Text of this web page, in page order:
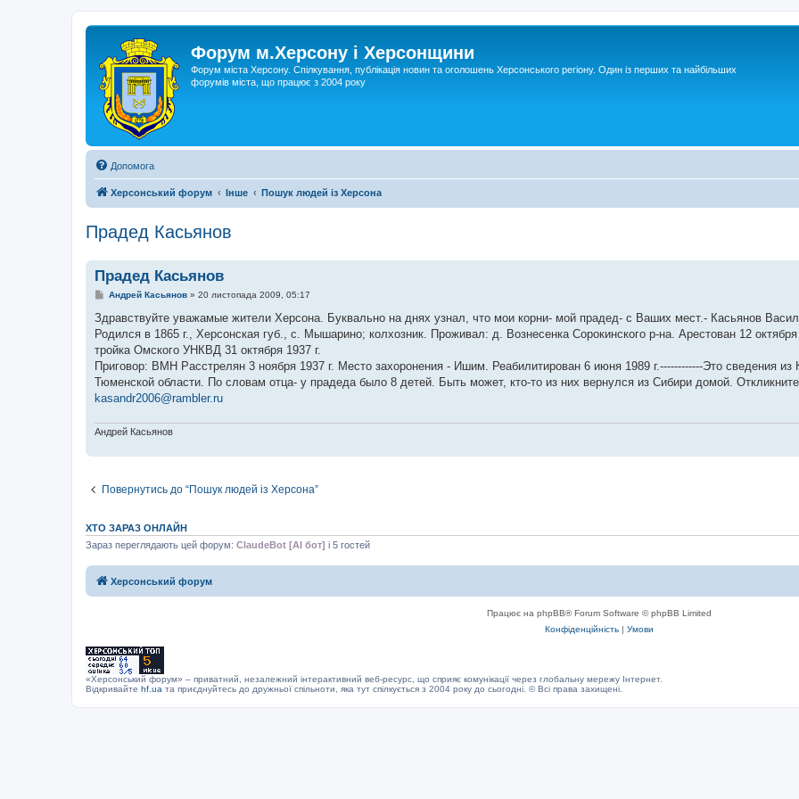
Форум м.Херсону і Херсонщини
Форум міста Херсону. Спілкування, публікація новин та оголошень Херсонського регіону. Один із перших та найбільших
форумів міста, що працює з 2004 року
Допомога
Херсонський форум Інше Пошук людей із Херсона
Прадед Касьянов
Прадед Касьянов
П
в
д
о
л
е
н
Андрей Касьянов» 20 листопада 2009, 05:17
Здравствуйте уважамые жители Херсона. Буквально на днях узнал, что мои корни- мой прадед- с Ваших мест.- Касьянов
Родился в 1865 г., Херсонская губ., с. Мышарино; колхозник. Проживал: д. Вознесенка Сорокинского р-на. Арестован 12 октября
тройка Омского УНКВД 31 октября 1937 г.
Приговор: ВМН Расстрелян 3 ноября 1937 г. Место захоронения - Ишим. Реабилитирован 6 июня 1989 г.------------Это сведения из
Тюменской области. По словам отца- у прадеда было 8 детей. Быть может, кто-то из них вернулся из Сибири домой.
kasandr2006@rambler.ru
Андрей Касьянов
Повернутись до “Пошук людей із Херсона”
ХТО ЗАРАЗ ОНЛАЙН
Зараз переглядають цей форум: ClaudeBot [AI бот] і 5 гостей
Херсонський форум
Працює на phpBB® Forum Software © phpBB Limited
Конфіденційність | Умови
«Херсонський форум» – приватний, незалежний інтерактивний веб-ресурс, що сприяє комунікації через глобальну мережу Інтернет.
Відкривайте hf.ua та приєднуйтесь до дружньої спільноти, яка тут спілкується з 2004 року до сьогодні. © Всі права захищені.